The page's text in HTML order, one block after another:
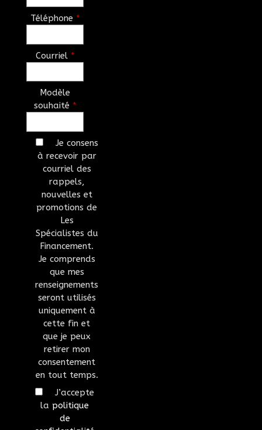
Téléphone *
Courriel *
Modèle
souhaité *
Je consens
à recevoir par
courriel des
rappels,
nouvelles et
promotions de
Les
Spécialistes du
Financement.
Je comprends
que mes
renseignements
seront utilisés
uniquement à
cette fin et
que je peux
retirer mon
consentement
en tout temps.
J’accepte
la politique
de